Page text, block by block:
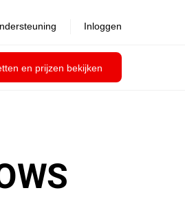
en prijzen bekijken
Inloggen